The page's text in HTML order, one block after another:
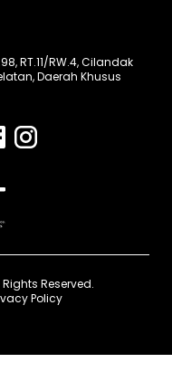
RT.11/RW.4, Cilandak
Daerah Khusus
Reserved.
Policy